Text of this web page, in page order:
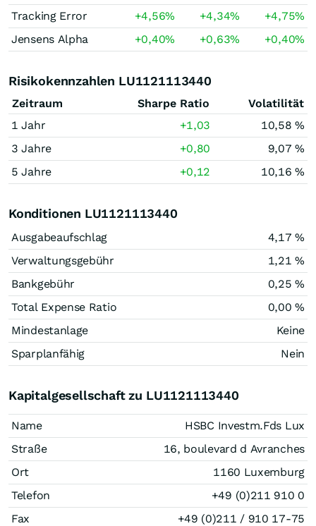
Tracking Error
+4,56% +4,34% +4,75%
Jensens Alpha
+0,40% +0,63% +0,40%
Risikokennzahlen LU1121113440
Zeitraum Sharpe Ratio
Volatilität
1 Jahr
+1,03
10,58 %
3 Jahre
+0,80
9,07 %
5 Jahre
+0,12 10,16 %
Konditionen LU1121113440
Ausgabeaufschlag
4,17 %
Verwaltungsgebühr
1,21 %
Bankgebühr
0,25 %
Total Expense Ratio
0,00 %
Mindestanlage
Keine
Sparplanfähig
Nein
Kapitalgesellschaft zu LU1121113440
Name
HSBC Investm.Fds Lux
Straße
16, boulevard d Avranches
Ort
1160 Luxemburg
Telefon
+49 (0)211 910 0
Fax
+49 (0)211 / 910 17-75